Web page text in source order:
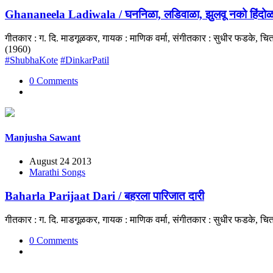
Ghananeela Ladiwala / घननिळा, लडिवाळा, झुलवू नको
गीतकार : ग. दि. माडगूळकर, गायक : माणिक वर्मा, संगीतकार : सुधीर
(1960)
#ShubhaKote #DinkarPatil
0 Comments
Manjusha Sawant
August 24 2013
Marathi Songs
Baharla Parijaat Dari / बहरला पारिजात दारी
गीतकार : ग. दि. माडगूळकर, गायक : माणिक वर्मा, संगीतकार : सुधीर फडके,
0 Comments